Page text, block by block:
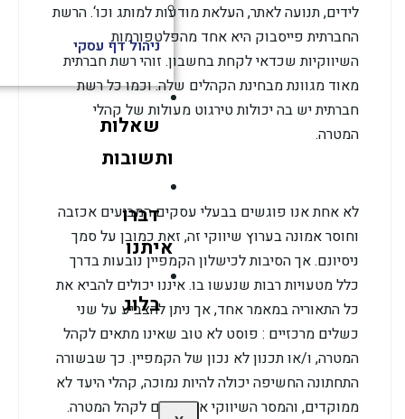
ניהול דף עסקי
שאלות
ותשובות
דברו
איתנו
בלוג
לידים, תנועה לאתר, העלאת מודעות למותג וכו‘. הרשת
החברתית פייסבוק היא אחד מהפלטפורמות
השיווקיות שכדאי לקחת בחשבון. זוהי רשת חברתית
מאוד מגוונת מבחינת הקהלים שלה. וכמו כל רשת
חברתית יש בה יכולות טירגוט מעולות של קהלי
המטרה.
לא אחת אנו פוגשים בבעלי עסקים המביעים אכזבה
וחוסר אמונה בערוץ שיווקי זה, זאת כמובן על סמך
ניסיונם. אך הסיבות לכישלון הקמפיין נובעות בדרך
כלל מטעויות רבות שנעשו בו. איננו יכולים להביא את
כל התאוריה במאמר אחד, אך ניתן להצביע על שני
כשלים מרכזיים : פוסט לא טוב שאינו מתאים לקהל
המטרה, ו/או תכנון לא נכון של הקמפיין. כך שבשורה
התחתונה החשיפה יכולה להיות נמוכה, קהלי היעד לא
ממוקדים, והמסר השיווקי אינו תואם לקהל המטרה.